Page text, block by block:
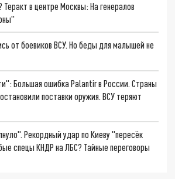
в центре Москвы: На генералов
от боевиков ВСУ. Но беды для малышей не
Большая ошибка Palantir в России. Страны
поставки оружия. ВСУ теряют
Рекордный удар по Киеву "пересёк
спецы КНДР на ЛБС? Тайные переговоры